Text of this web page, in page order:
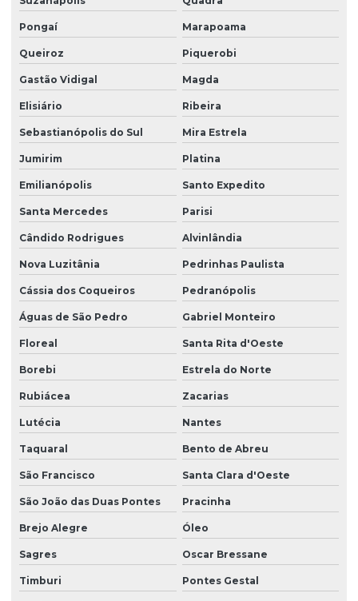
Pongaí Marapoama
Queiroz Piquerobi
Gastão Vidigal Magda
Elisiário Ribeira
Sebastianópolis do Sul Mira Estrela
Jumirim Platina
Emilianópolis Santo Expedito
Santa Mercedes Parisi
Cândido Rodrigues Alvinlândia
Nova Luzitânia Pedrinhas Paulista
Cássia dos Coqueiros Pedranópolis
Águas de São Pedro Gabriel Monteiro
Floreal Santa Rita d'Oeste
Borebi Estrela do Norte
Rubiácea Zacarias
Lutécia Nantes
Taquaral Bento de Abreu
São Francisco Santa Clara d'Oeste
São João das Duas Pontes Pracinha
Brejo Alegre Óleo
Sagres Oscar Bressane
Timburi Pontes Gestal